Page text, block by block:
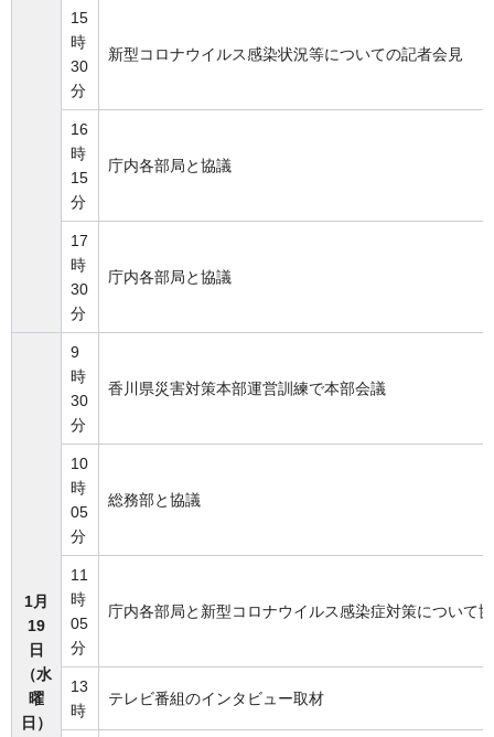
15
時
30
分
新型コロナウイルス感染状況等についての記者会見
16
時
15
分
庁内各部局と協議
17
時
30
分
庁内各部局と協議
1月
19
日
（水
曜
日）
9
時
30
分
香川県災害対策本部運営訓練で本部会議
10
時
05
分
総務部と協議
11
時
05
分
庁内各部局と新型コロナウイルス感染症対策について
13
時
テレビ番組のインタビュー取材